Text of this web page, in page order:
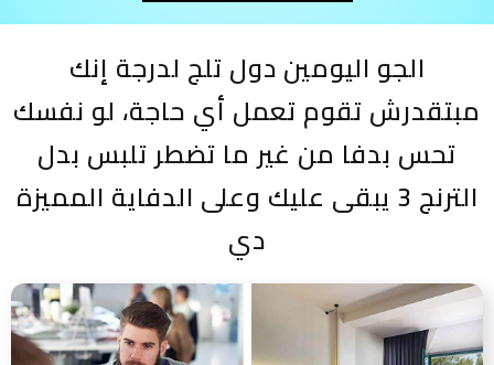
الجو اليومين دول تلج لدرجة إنك
مبتقدرش تقوم تعمل أي حاجة، لو نفسك
تحس بدفا من غير ما تضطر تلبس بدل
الترنج 3 يبقى عليك وعلى الدفاية المميزة
دي